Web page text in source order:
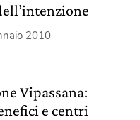
2010
Vipassana:
e centri